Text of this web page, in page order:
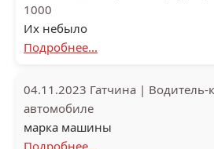
1000
Их небыло
Подробнее...
04.11.2023 Гатчина | Водитель-
автомобиле
марка машины